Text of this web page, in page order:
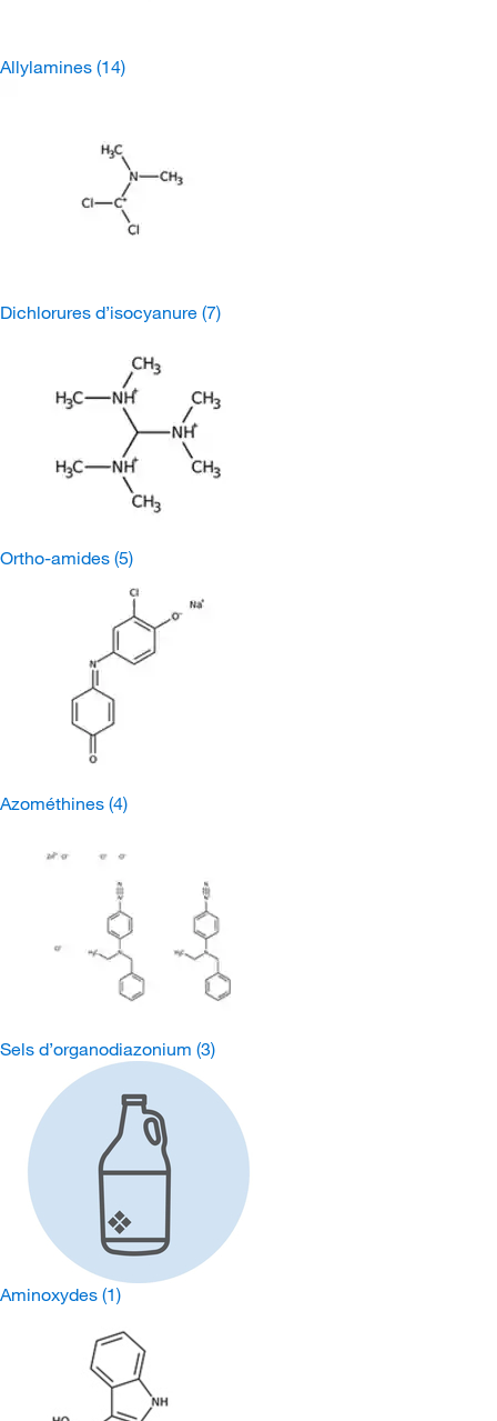
Allylamines (14)
Dichlorures d’isocyanure (7)
Ortho-amides (5)
Azométhines (4)
Sels d’organodiazonium (3)
Aminoxydes (1)